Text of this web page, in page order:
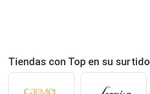
Tiendas con Top en su surtido